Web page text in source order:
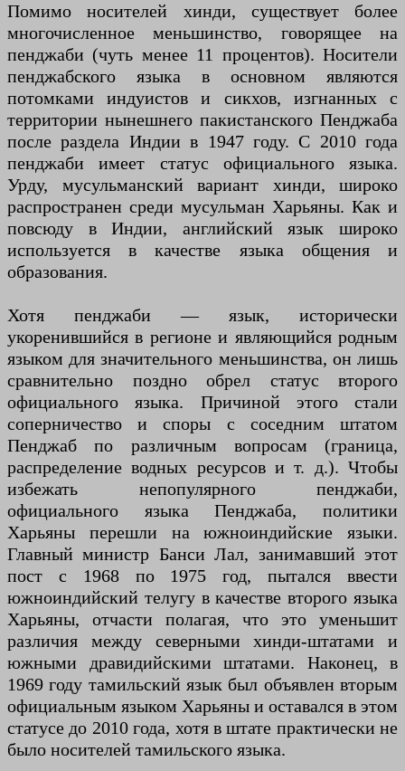
Помимо носителей хинди, существует более
многочисленное меньшинство, говорящее на
пенджаби (чуть менее 11 процентов). Носители
пенджабского языка в основном являются
потомками индуистов и сикхов, изгнанных с
территории нынешнего пакистанского Пенджаба
после раздела Индии в 1947 году. С 2010 года
пенджаби имеет статус официального языка.
Урду, мусульманский вариант хинди, широко
распространен среди мусульман Харьяны. Как и
повсюду в Индии, английский язык широко
используется в качестве языка общения и
образования.
Хотя пенджаби — язык, исторически
укоренившийся в регионе и являющийся родным
языком для значительного меньшинства, он лишь
сравнительно поздно обрел статус второго
официального языка. Причиной этого стали
соперничество и споры с соседним штатом
Пенджаб по различным вопросам (граница,
распределение водных ресурсов и т. д.). Чтобы
избежать непопулярного пенджаби,
официального языка Пенджаба, политики
Харьяны перешли на южноиндийские языки.
Главный министр Банси Лал, занимавший этот
пост с 1968 по 1975 год, пытался ввести
южноиндийский телугу в качестве второго языка
Харьяны, отчасти полагая, что это уменьшит
различия между северными хинди-штатами и
южными дравидийскими штатами. Наконец, в
1969 году тамильский язык был объявлен вторым
официальным языком Харьяны и оставался в этом
статусе до 2010 года, хотя в штате практически не
было носителей тамильского языка.